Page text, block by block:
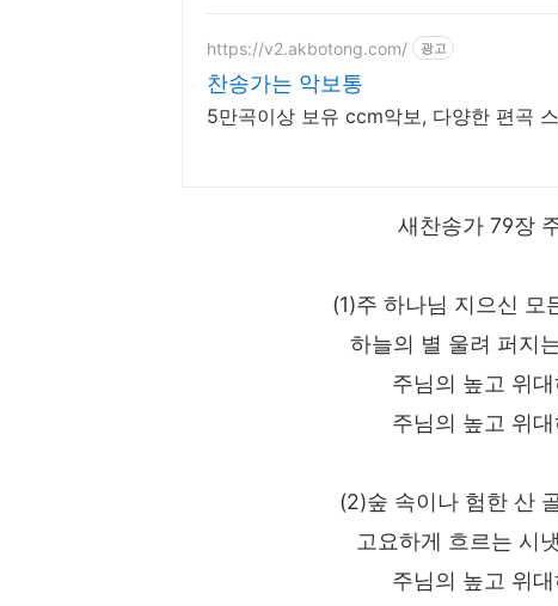
https://v2.akbotong.com/ 광고
찬송가는 악보통
5만곡이상 보유 ccm악보, 다양한 편곡
새찬송가 79장
(1)주 하나님 지으신 모
하늘의 별 울려 퍼지
주님의 높고 위
주님의 높고 위
(2)숲 속이나 험한 산
고요하게 흐르는 시
주님의 높고 위